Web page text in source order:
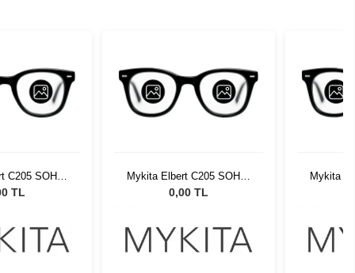
C205 SOHA-
TL
Mykita Elbert C205 SOHA-
SGP265
0,00 TL
Mykita